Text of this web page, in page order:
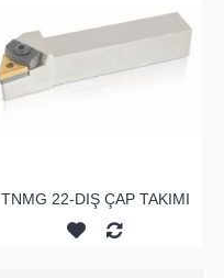
TNMG 22-DIŞ ÇAP TAKIMI